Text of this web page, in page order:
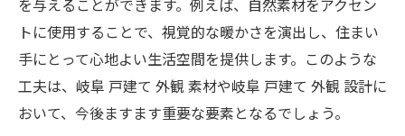
を与えることができます。例えば、自然素材をアクセン
トに使用することで、視覚的な暖かさを演出し、住まい
手にとって心地よい生活空間を提供します。このような
工夫は、岐阜 戸建て 外観 素材や岐阜 戸建て 外観 設計に
おいて、今後ますます重要な要素となるでしょう。